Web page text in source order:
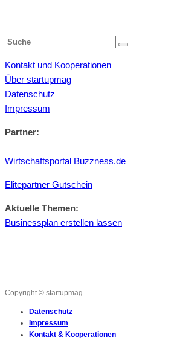
Kontakt und Kooperationen
Über startupmag
Datenschutz
Impressum
Partner:
Wirtschaftsportal Buzzness.de
Elitepartner Gutschein
Aktuelle Themen:
Businessplan erstellen lassen
Copyright © startupmag
Datenschutz
Impressum
Kontakt & Kooperationen